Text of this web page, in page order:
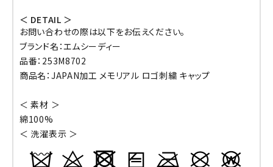
＜ DETAIL ＞
お問い合わせの際は以下をお伝えください。
ブランド名：エムシーディー
品番：253M8702
商品名：JAPAN加工 メモリアル ロゴ刺繍 キャップ
＜ 素材 ＞
綿100%
＜ 洗濯表示 ＞